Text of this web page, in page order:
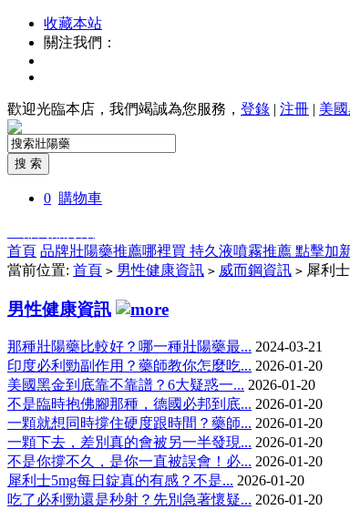
收藏本站
關注我們：
歡迎光臨本店，我們竭誠為您服務， 登錄 | 注冊 | 美
0 購物車
首頁 品牌壯陽藥推薦哪裡買 持久液噴霧推薦 點擊加
當前位置: 首頁 > 男性健康資訊 > 威而鋼資訊 > 犀利
男性健康資訊
那種壯陽藥比較好？哪一種壯陽藥最... 2024-03-21
印度必利勁副作用？藥師教你怎麼吃... 2026-01-20
美國黑金到底靠不靠譜？6大疑惑一... 2026-01-20
不是臨時抱佛腳那種，德國必邦到底... 2026-01-20
一顆就想同時撐住硬度跟時間？藥師... 2026-01-20
一顆下去，差別真的會被另一半發現... 2026-01-20
不是你撐不久，是你一直被誤會！必... 2026-01-20
犀利士5mg每日錠真的有感？不是... 2026-01-20
吃了必利勁還是秒射？先別急著懷疑... 2026-01-20